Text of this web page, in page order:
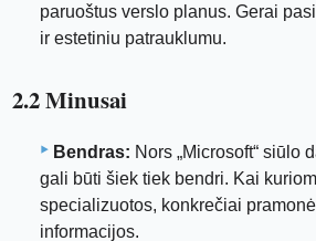
paruoštus verslo planus. Gerai
ir estetiniu patrauklumu.
2.2 Minusai
Bendras: Nors „Microsoft“ siūlo
gali būti šiek tiek bendri. Kai
specializuotos, konkrečiai
informacijos.